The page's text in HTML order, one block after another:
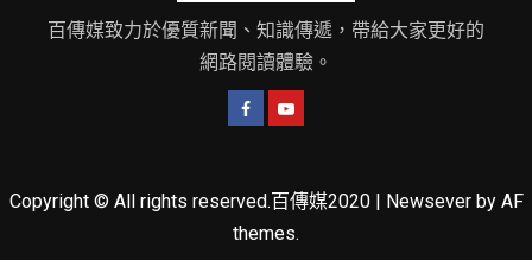
百傳媒致力於優質新聞、知識傳遞，帶給大家更好的
網路閱讀體驗。
Copyright © All rights reserved.百傳媒2020 | Newseverby AF
themes.